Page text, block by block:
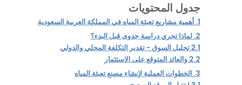
جدول المحتويات
1. أهمية مشاريع تعبئة المياه في المملكة العربية السعودية
2. لماذا تجري دراسة جدوى قبل البدء؟
2.1 تحليل السوق - تقدير التكلفة المحلي والدولي
2.2 والعائد المتوقع على الاستثمار
3. الخطوات العملية لإنشاء مصنع تعبئة المياه